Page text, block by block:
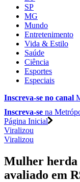
SP
MG
Mundo
Entretenimento
Vida & Estilo
Saúde
Ciência
Esportes
Especiais
Inscreva-se no canal
Inscreva-se na
Página Inicial
Viralizou
Viralizou
Mulher herda
avaliado em